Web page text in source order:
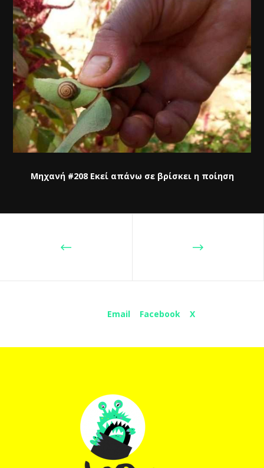
Μηχανή #208 Εκεί απάνω σε βρίσκει η ποίηση
Email Facebook X